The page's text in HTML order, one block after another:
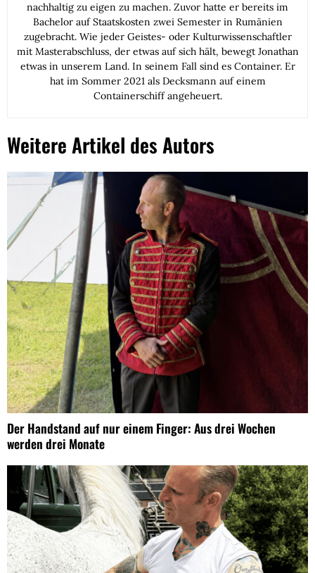
nachhaltig zu eigen zu machen. Zuvor hatte er bereits im
Bachelor auf Staatskosten zwei Semester in Rumänien
zugebracht. Wie jeder Geistes- oder Kulturwissenschaftler
mit Masterabschluss, der etwas auf sich hält, bewegt Jonathan
etwas in unserem Land. In seinem Fall sind es Container. Er
hat im Sommer 2021 als Decksmann auf einem
Containerschiff angeheuert.
Weitere Artikel des Autors
Der Handstand auf nur einem Finger: Aus drei Wochen
werden drei Monate